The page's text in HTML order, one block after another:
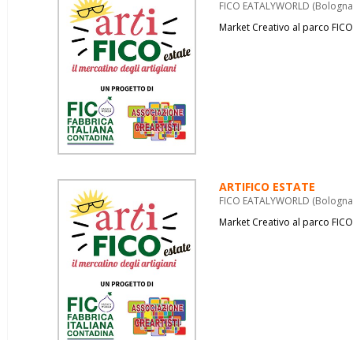
FICO EATALYWORLD
Market Creativo al parco FICO
ARTIFICO ESTATE
FICO EATALYWORLD
Market Creativo al parco FICO